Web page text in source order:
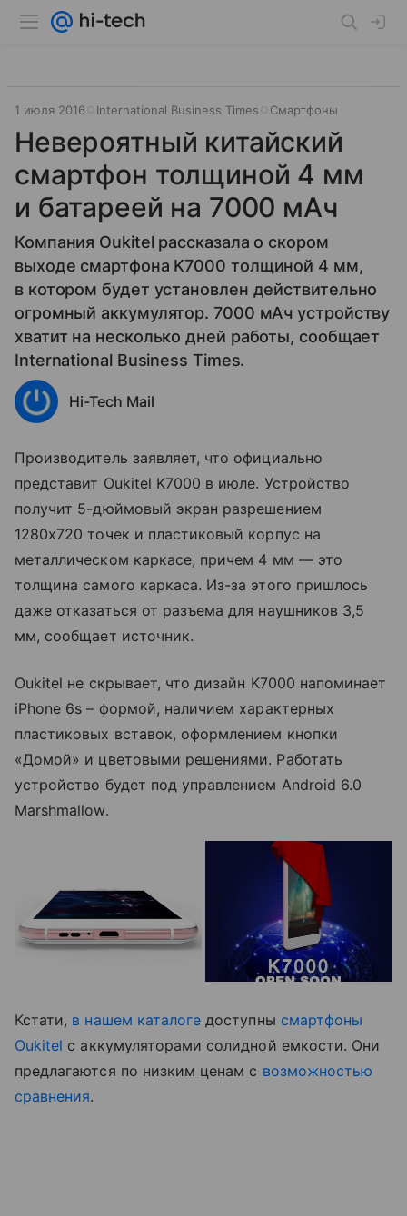
1 июля 2016 International Business Times Смартфоны
Невероятный китайский
смартфон толщиной 4 мм
и батареей на 7000 мАч
Компания Oukitel рассказала о скором
выходе смартфона K7000 толщиной 4 мм,
в котором будет установлен действительно
огромный аккумулятор. 7000 мАч устройству
хватит на несколько дней работы, сообщает
International Business Times.
Hi-Tech Mail
Производитель заявляет, что официально
представит Oukitel K7000 в июле. Устройство
получит 5-дюймовый экран разрешением
1280х720 точек и пластиковый корпус на
металлическом каркасе, причем 4 мм — это
толщина самого каркаса. Из-за этого пришлось
даже отказаться от разъема для наушников 3,5
мм, сообщает источник.
Oukitel не скрывает, что дизайн K7000 напоминает
iPhone 6s – формой, наличием характерных
пластиковых вставок, оформлением кнопки
«Домой» и цветовыми решениями. Работать
устройство будет под управлением Android 6.0
Marshmallow.
Кстати, в нашем каталоге доступны смартфоны
Oukitel с аккумуляторами солидной емкости. Они
предлагаются по низким ценам с возможностью
сравнения.